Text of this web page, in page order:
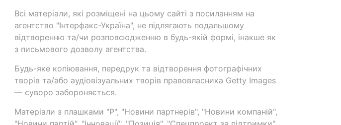
Всі матеріали, які розміщені на цьому сайті з посиланням на
агентство "Інтерфакс-Україна", не підлягають подальшому
відтворенню та/чи розповсюдженню в будь-якій формі, інакше як
з письмового дозволу агентства.
Будь-яке копіювання, передрук та відтворення фотографічних
творів та/або аудіовізуальних творів правовласника Getty Images
— суворо забороняється.
Матеріали з плашками "Р", "Новини партнерів", "Новини компаній",